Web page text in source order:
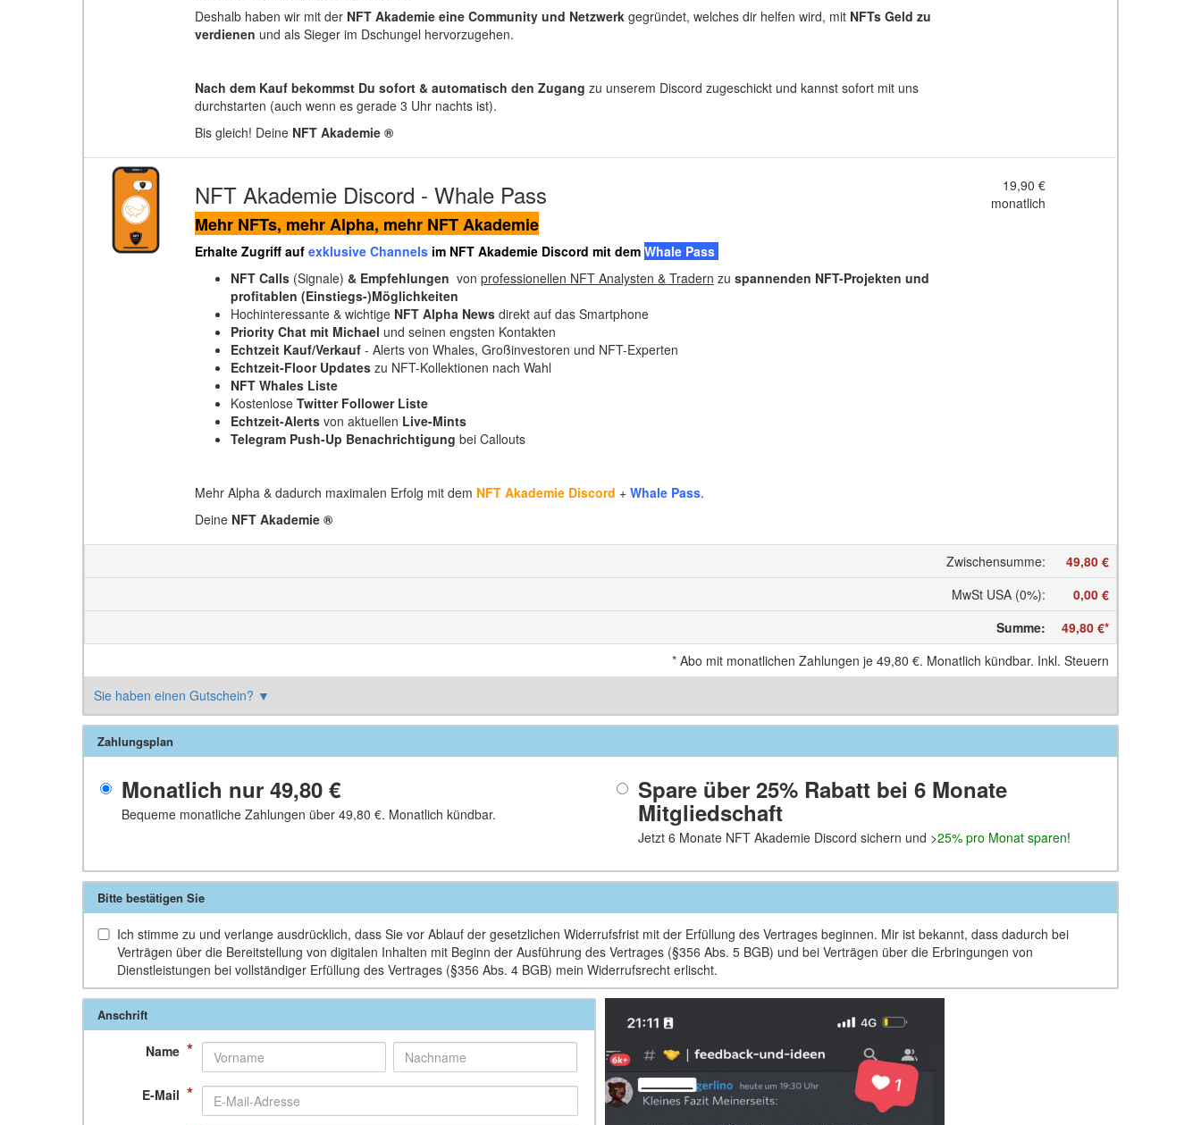
Deshalb haben wir mit der NFT Akademie eine Community und Netzwerk gegründet, welches dir helfen wird, mit NFTs Geld zu
verdienen und als Sieger im Dschungel hervorzugehen.
Nach dem Kauf bekommst Du sofort & automatisch den Zugang zu unserem Discord zugeschickt und kannst sofort mit uns
durchstarten (auch wenn es gerade 3 Uhr nachts ist).
Bis gleich! Deine NFT Akademie ®
NFT Akademie Discord - Whale Pass
Mehr NFTs, mehr Alpha, mehr NFT Akademie
Erhalte Zugriff auf exklusive Channels im NFT Akademie Discord mit dem Whale Pass
NFT Calls (Signale) & Empfehlungen von professionellen NFT Analysten & Tradern zu spannenden NFT-Projekten und
profitablen (Einstiegs-)Möglichkeiten
Hochinteressante & wichtige NFT Alpha News direkt auf das Smartphone
Priority Chat mit Michael und seinen engsten Kontakten
Echtzeit Kauf/Verkauf - Alerts von Whales, Großinvestoren und NFT-Experten
Echtzeit-Floor Updates zu NFT-Kollektionen nach Wahl
NFT Whales Liste
Kostenlose Twitter Follower Liste
Echtzeit-Alerts von aktuellen Live-Mints
Telegram Push-Up Benachrichtigung bei Callouts
Mehr Alpha & dadurch maximalen Erfolg mit dem NFT Akademie Discord + Whale Pass.
Deine NFT Akademie ®
19,90 €
monatlich
Zwischensumme:
49,80 €
MwSt USA (0%):
0,00 €
Summe: 49,80 €*
* Abo mit monatlichen Zahlungen je 49,80 €. Monatlich kündbar. Inkl. Steuern
Sie haben einen Gutschein? ▼
Zahlungsplan
Monatlich nur 49,80 €
Bequeme monatliche Zahlungen über 49,80 €. Monatlich kündbar.
Spare über 25% Rabatt bei 6 Monate
Mitgliedschaft
Jetzt 6 Monate NFT Akademie Discord sichern und >25% pro Monat sparen!
Bitte bestätigen Sie
Ich stimme zu und verlange ausdrücklich, dass Sie vor Ablauf der gesetzlichen Widerrufsfrist mit der Erfüllung des Vertrages beginnen. Mir ist bekannt, dass dadurch bei
Verträgen über die Bereitstellung von digitalen Inhalten mit Beginn der Ausführung des Vertrages (§356 Abs. 5 BGB) und bei Verträgen über die Erbringungen von
Dienstleistungen bei vollständiger Erfüllung des Vertrages (§356 Abs. 4 BGB) mein Widerrufsrecht erlischt.
Anschrift
Name *
E-Mail *